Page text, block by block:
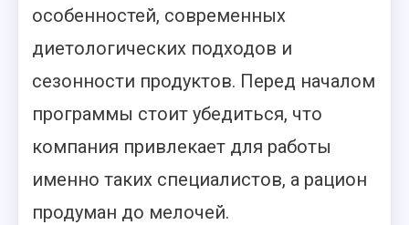
особенностей, современных
диетологических подходов и
сезонности продуктов. Перед началом
программы стоит убедиться, что
компания привлекает для работы
именно таких специалистов, а рацион
продуман до мелочей.